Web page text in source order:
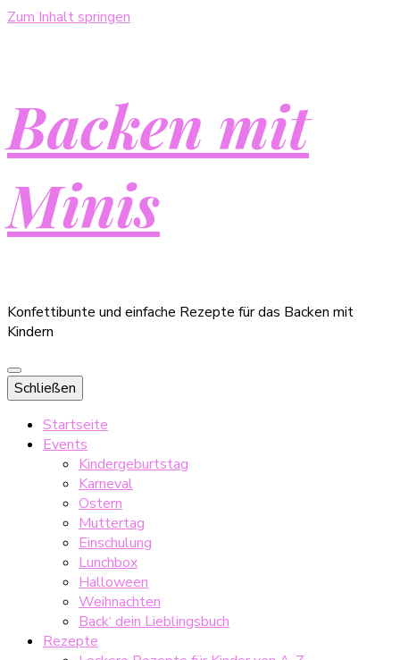
Zum Inhalt springen
Backen mit
Minis
Konfettibunte und einfache Rezepte für das Backen mit
Kindern
Schließen
Startseite
Events
Kindergeburtstag
Karneval
Ostern
Muttertag
Einschulung
Lunchbox
Halloween
Weihnachten
Back‘ dein Lieblingsbuch
Rezepte